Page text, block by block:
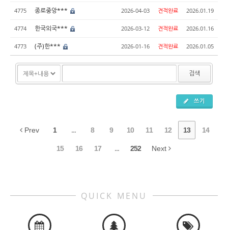
4775 종로중앙*** 2026-04-03 견적완료 2026.01.19
4774 한국외국*** 2026-03-12 견적완료 2026.01.16
4773 (주)한*** 2026-01-16 견적완료 2026.01.05
검색
쓰기
Prev 1 ... 8 9 10 11 12 13 14
15 16 17 ... 252 Next
QUICK MENU